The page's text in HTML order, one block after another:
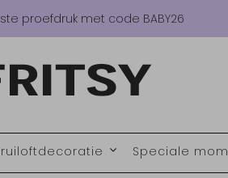
proefdruk met code BABY26
Speciale